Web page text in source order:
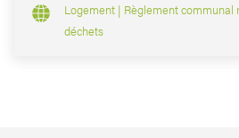
Logement | Règlement communal
déchets